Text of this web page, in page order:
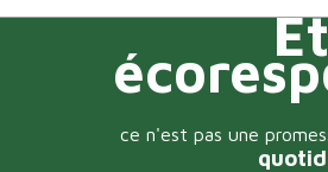
ce n'est pas une